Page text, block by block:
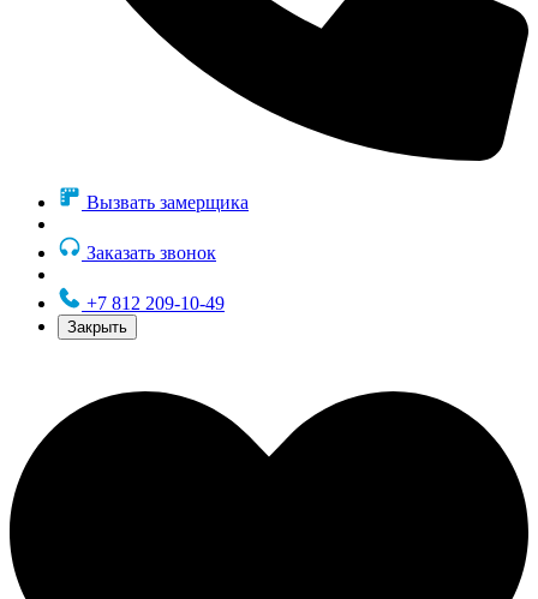
Вызвать замерщика
Заказать звонок
+7 812 209-10-49
Закрыть